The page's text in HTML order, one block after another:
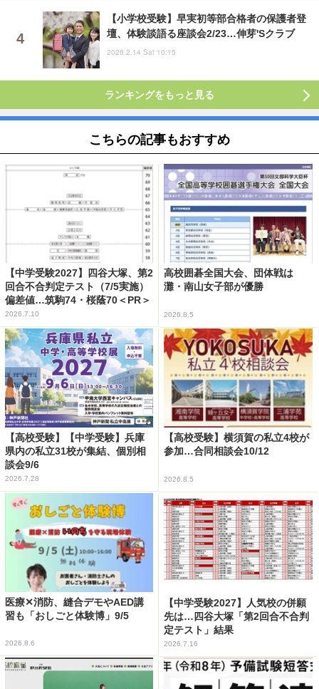
【小学校受験】早実初等部合格者の保護者登
壇、体験談語る座談会2/23…伸芽'Sクラブ
2026.2.14 Sat 10:15
ランキングをもっと見る
こちらの記事もおすすめ
【中学受験2027】四谷大塚、第2
回合不合判定テスト（7/5実施）
偏差値…筑駒74・桜蔭70＜PR＞
2026.7.10
高校囲碁全国大会、団体戦は
灘・南山女子部が優勝
2026.8.5
【高校受験】【中学受験】兵庫
県内の私立31校が集結、個別相
談会9/6
2026.7.28
【高校受験】横須賀の私立4校が
参加…合同相談会10/12
2026.8.5
医療✕消防、縫合デモやAED講
習も「おしごと体験博」9/5
2026.8.6
【中学受験2027】人気校の併願
先は…四谷大塚「第2回合不合判
定テスト」結果
2026.7.16